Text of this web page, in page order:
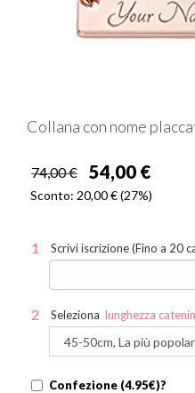
Collana con nome
74,00 € 54,00 €
Sconto: 20,00 € (27%)
Scrivi iscrizione (Fino a 20
Seleziona lunghezza
Confezione (4.95€)?